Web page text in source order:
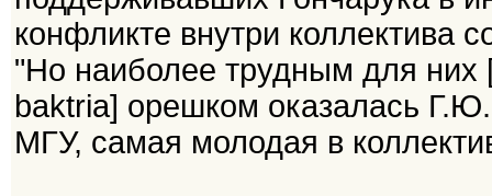
конфликте внутри коллектива
"Но наиболее трудным для них
baktria] орешком оказалась
МГУ, самая молодая в